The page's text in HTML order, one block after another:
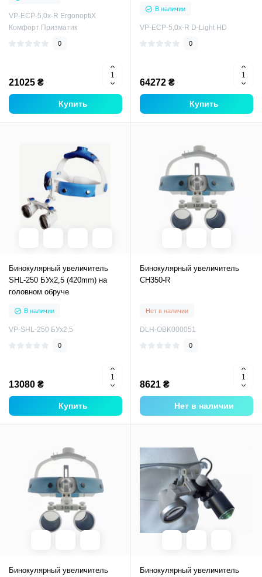
VP-ECP-5,0x-R ErgonoptiX
Комфорт Призматик
0
21025 ₴
Купить
В наличии
VP-ECP-5,0x-R D-Light HD
0
64272 ₴
Купить
Бинокулярный увеличитель
SHL-250 БУх2,5 (420mm) на
головном обруче
В наличии
VP-SHL-250 БУх2,5
0
13080 ₴
Купить
Бинокулярный увеличитель
CH350-R
Нет в наличии
DLH-OBK000051
0
8621 ₴
Нет в наличии
Бинокулярный увеличитель
Бинокулярный увеличитель